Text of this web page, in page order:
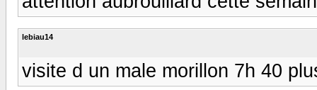
lebiau14
visite d un male morillon 7h 40